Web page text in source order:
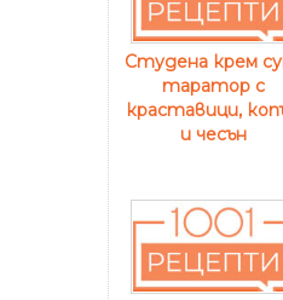
Студена крем
таратор с
краставици,
и чесън